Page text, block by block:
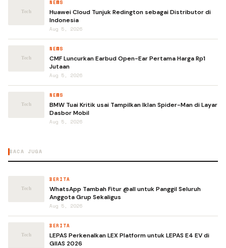
NEWS
Huawei Cloud Tunjuk Redington sebagai Distributor di
Indonesia
Aug 5, 2026
NEWS
CMF Luncurkan Earbud Open-Ear Pertama Harga Rp1
Jutaan
Aug 5, 2026
NEWS
BMW Tuai Kritik usai Tampilkan Iklan Spider-Man di Layar
Dasbor Mobil
Aug 5, 2026
BACA JUGA
BERITA
WhatsApp Tambah Fitur @all untuk Panggil Seluruh
Anggota Grup Sekaligus
Aug 5, 2026
BERITA
LEPAS Perkenalkan LEX Platform untuk LEPAS E4 EV di
GIIAS 2026